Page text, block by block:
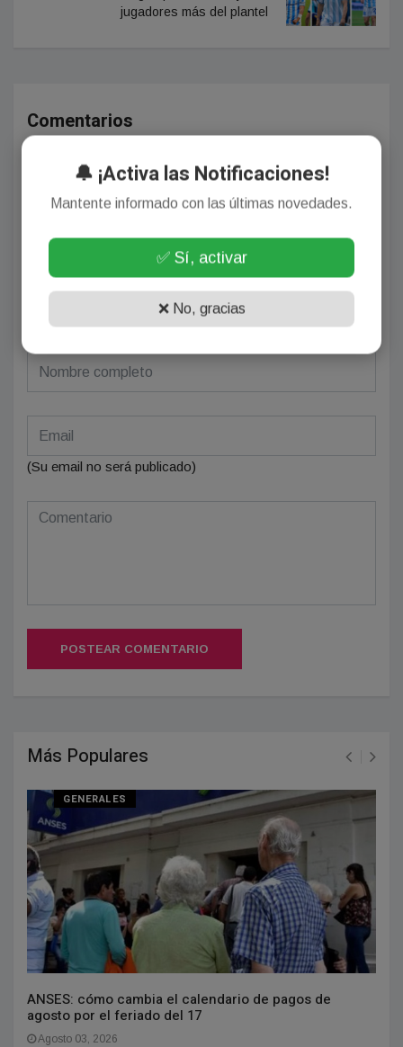
jugadores más del plantel
Comentarios
¡Sin comentarios aún!
Deja tu comentario
(Su email no será publicado)
POSTEAR COMENTARIO
Más Populares
GENERALES
ANSES: cómo cambia el calendario de pagos de
agosto por el feriado del 17
Agosto 03, 2026
🔔 ¡Activa las Notificaciones!
Mantente informado con las últimas novedades.
✅ Sí, activar
❌ No, gracias